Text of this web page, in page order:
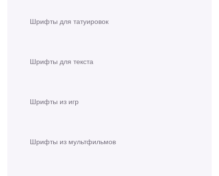
Шрифты для татуировок
Шрифты для текста
Шрифты из игр
Шрифты из мультфильмов